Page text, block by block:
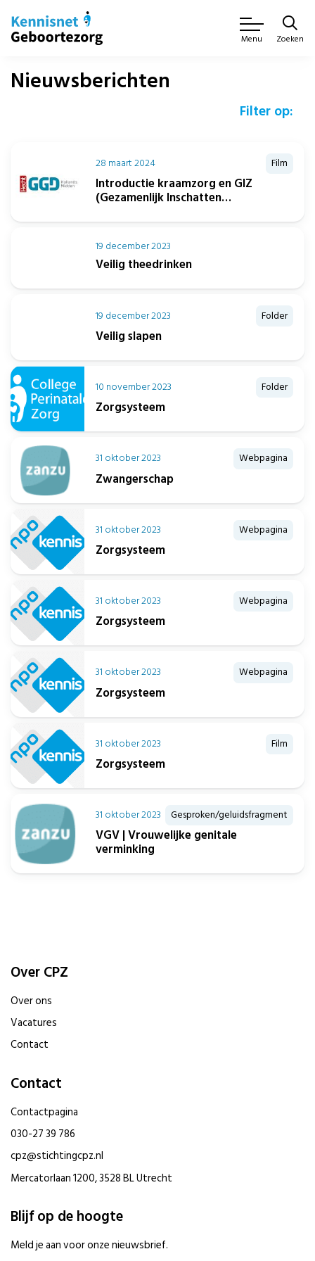
Menu Zoeken
Nieuwsberichten
Filter op:
28 maart 2024 Film
Introductie kraamzorg en GIZ
(Gezamenlijk Inschatten
19 december 2023
Veilig theedrinken
19 december 2023 Folder
Veilig slapen
10 november 2023 Folder
Zorgsysteem
31 oktober 2023 Webpagina
Zwangerschap
31 oktober 2023 Webpagina
Zorgsysteem
31 oktober 2023 Webpagina
Zorgsysteem
31 oktober 2023 Webpagina
Zorgsysteem
31 oktober 2023 Film
Zorgsysteem
31 oktober 2023 Gesproken/geluidsfragment
VGV | Vrouwelijke genitale
verminking
Over CPZ
Over ons
Vacatures
Contact
Contact
Contactpagina
030-27 39 786
cpz@stichtingcpz.nl
Mercatorlaan 1200, 3528 BL Utrecht
Blijf op de hoogte
Meld je aan voor onze nieuwsbrief.